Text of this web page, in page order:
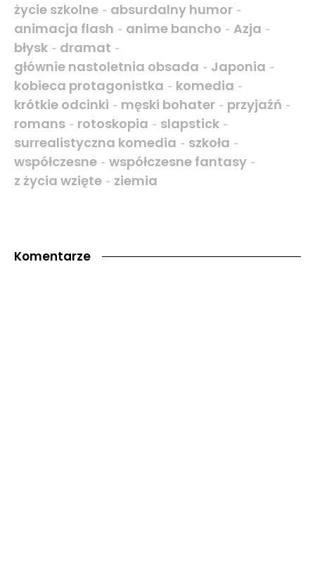
życie szkolne - absurdalny humor -
animacja flash - anime bancho - Azja -
błysk - dramat -
głównie nastoletnia obsada - Japonia -
kobieca protagonistka - komedia -
krótkie odcinki - męski bohater - przyjaźń -
romans - rotoskopia - slapstick -
surrealistyczna komedia - szkoła -
współczesne - współczesne fantasy -
z życia wzięte - ziemia
Komentarze